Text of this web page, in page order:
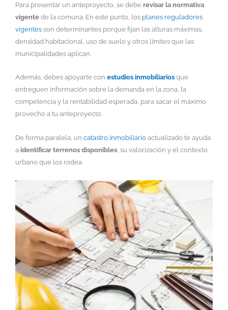
Para presentar un anteproyecto, se debe revisar la normativa
vigente de la comuna. En este punto, los planes reguladores
vigentes son determinantes porque fijan las alturas máximas,
densidad habitacional, uso de suelo y otros límites que las
municipalidades aplican.
Además, debes apoyarte con estudios inmobiliarios que
entreguen información sobre la demanda en la zona, la
competencia y la rentabilidad esperada, para sacar el máximo
provecho a tu anteproyecto.
De forma paralela, un catastro inmobiliario actualizado te ayuda
a identificar terrenos disponibles, su valorización y el contexto
urbano que los rodea.